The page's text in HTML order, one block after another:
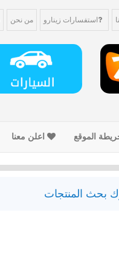
استفسارات زينارو من نحن
الموقع اعلن معنا
بحث المنتجات